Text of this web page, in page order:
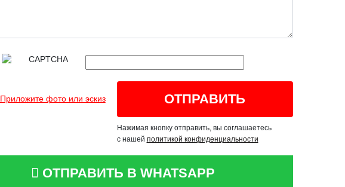
Приложите фото или эскиз
Нажимая кнопку отправить, вы соглашаетесь
с нашей политикой конфиденциальности
ОТПРАВИТЬ В WHATSAPP